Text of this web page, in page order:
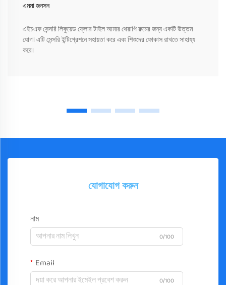
এমমা জনসন
এইচএফ সেন্সরি লিকুয়েড ফ্লোর টাইল আমার থেরাপি রুমের জন্য একটি উত্তম
যোগ। এটি সেন্সরি ইন্টিগ্রেশনে সহায়তা করে এবং শিশুদের ফোকাস রাখতে সাহায্য
করে।
যোগাযোগ করুন
নাম
0/100
Email
0/100